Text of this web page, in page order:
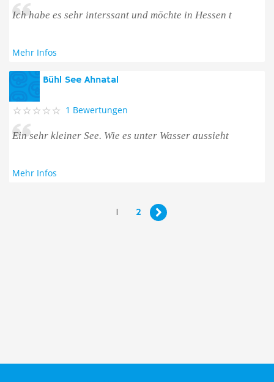
Ich habe es sehr interssant und möchte in Hessen t
Mehr Infos
Bühl See Ahnatal
1 Bewertungen
Ein sehr kleiner See. Wie es unter Wasser aussieht
Mehr Infos
1 2 